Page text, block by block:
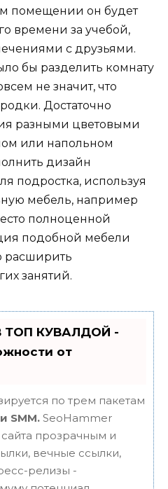
помещении он будет
времени за учебой,
с друзьями.
бы разделить комнату
не значит, что
Достаточно
разными цветовыми
или напольном
дизайн
подростка, используя
мебель, например
полноценной
подобной мебели
расширить
занятий.
ТОП КУВАЛДОЙ -
от
по трем пакетам
SMM. SeoHammer
прозрачным и
вечные ссылки,
релизы -